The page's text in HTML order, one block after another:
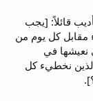
قائلاً: [يجب
مقابل كل يوم من
نعيشها في
نخطيء كل